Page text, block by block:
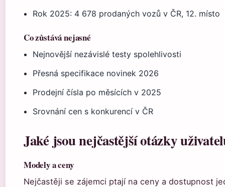
Rok 2025: 4 678 prodaných vozů v ČR, 12. místo
Co zůstává nejasné
Nejnovější nezávislé testy spolehlivosti
Přesná specifikace novinek 2026
Prodejní čísla po měsících v 2025
Srovnání cen s konkurencí v ČR
Jaké jsou nejčastější otázky
Modely a ceny
Nejčastěji se zájemci ptají na ceny a dostupnost